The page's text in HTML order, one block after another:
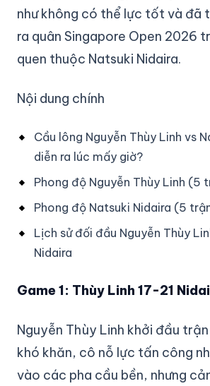
như không có thể lực tốt và đã
ra quân Singapore Open 2026
quen thuộc Natsuki Nidaira.
Nội dung chính
Cầu lông Nguyễn Thùy Linh vs
diễn ra lúc mấy giờ?
Phong độ Nguyễn Thùy Linh (5
Phong độ Natsuki Nidaira (5
Lịch sử đối đầu Nguyễn Thùy
Nidaira
Game 1: Thùy Linh 17-21
Nguyễn Thùy Linh khởi đầu
khó khăn, cô nỗ lực tấn công
vào các pha cầu bền, nhưng